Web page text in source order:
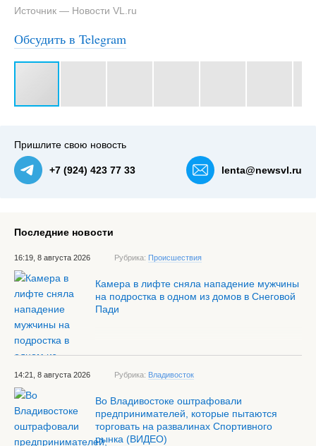
Источник — Новости VL.ru
Обсудить в Telegram
Пришлите свою новость
+7 (924) 423 77 33 lenta@newsvl.ru
Последние новости
16:19, 8 августа 2026 Рубрика: Происшествия
Камера в лифте сняла нападение мужчины
на подростка в одном из домов в Снеговой
Пади
14:21, 8 августа 2026 Рубрика: Владивосток
Во Владивостоке оштрафовали
предпринимателей, которые пытаются
торговать на развалинах Спортивного
рынка (ВИДЕО)